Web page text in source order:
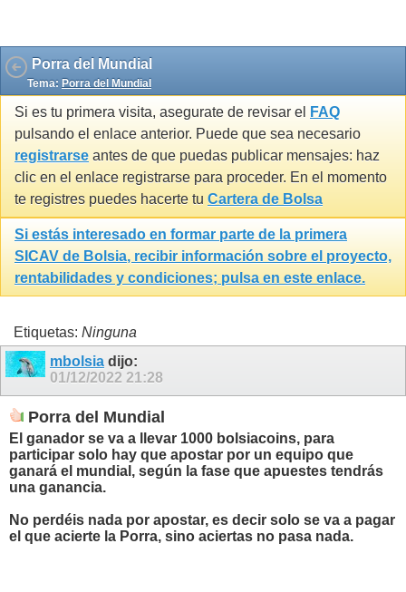
Porra del Mundial
Tema: Porra del Mundial
Si es tu primera visita, asegurate de revisar el
FAQ
pulsando el enlace anterior. Puede que sea necesario
registrarse antes de que puedas publicar mensajes: haz
clic en el enlace registrarse para proceder. En el momento
te registres puedes hacerte tu Cartera de Bolsa
Si estás interesado en formar parte de la primera
SICAV de Bolsia, recibir información sobre el proyecto,
rentabilidades y condiciones; pulsa en este enlace.
Etiquetas: Ninguna
mbolsia dijo:
01/12/2022 21:28
Porra del Mundial
El ganador se va a llevar 1000 bolsiacoins, para
participar solo hay que apostar por un equipo que
ganará el mundial, según la fase que apuestes tendrás
una ganancia.
No perdéis nada por apostar, es decir solo se va a pagar
el que acierte la Porra, sino aciertas no pasa nada.